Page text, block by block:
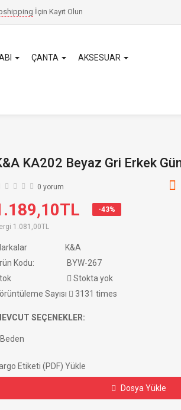
İçinKayıt Olun
ÇANTA AKSESUAR
KA202 Beyaz Gri Erkek
0 yorum
-43%
1.081,00TL
K&A
Kodu:
BYW-267
Stokta yok
Sayısı
3131 times
SEÇENEKLER:
Beden
Etiketi (PDF) Yükle
Dosya Yükle